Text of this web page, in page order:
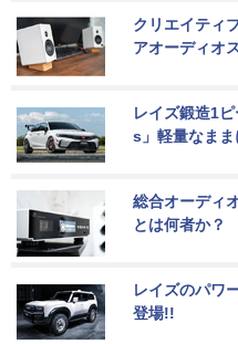
クリエイティ
アオーディオ
レイズ鍛造1
s」軽量なま
総合オーディ
とは何者か？
レイズのパワ
登場!!